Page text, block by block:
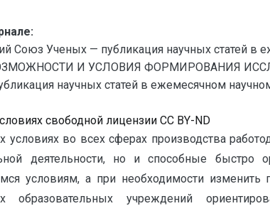
Союз Ученых — публикация научных статей в
И УСЛОВИЯ ФОРМИРОВАНИЯ
научных статей в ежемесячном
свободной лицензии CC BY-ND
во всех сферах производства
деятельности, но и способные быстро
условиям, а при необходимости
образовательных учреждений